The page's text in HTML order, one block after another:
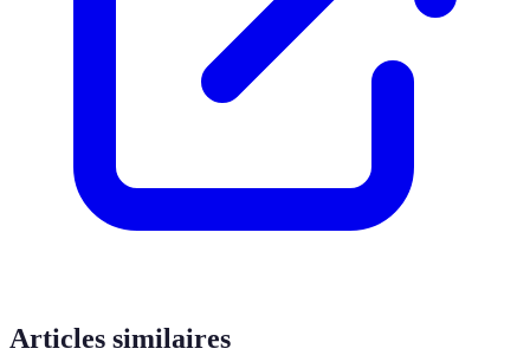
Articles similaires